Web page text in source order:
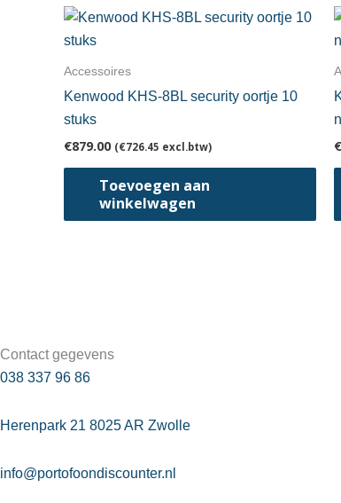
Accessoires
Kenwood KHS-8BL security oortje 10
stuks
€879.00 (€726.45 excl.btw)
Toevoegen aan
winkelwagen
€
Contact gegevens
038 337 96 86
Herenpark 21 8025 AR Zwolle
info@portofoondiscounter.nl